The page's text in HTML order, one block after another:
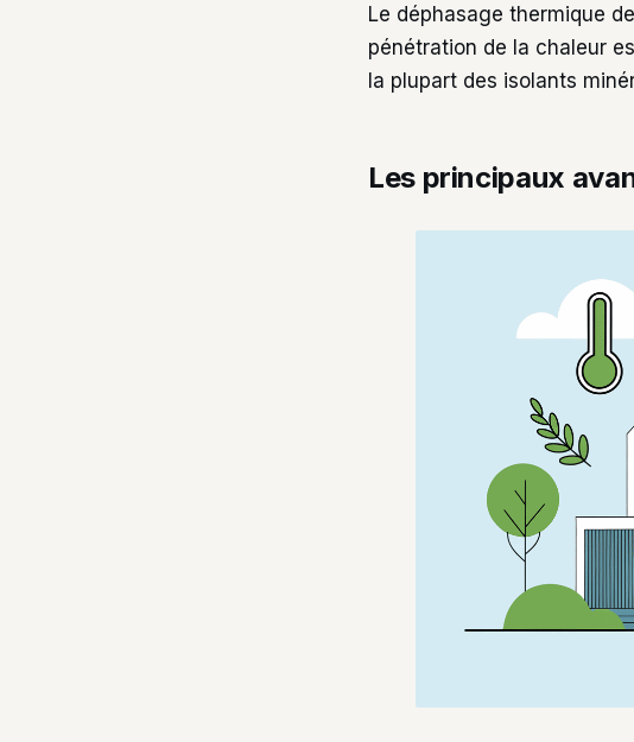
Le déphasage thermique
pénétration de la chaleur
la plupart des isolants
Les principaux